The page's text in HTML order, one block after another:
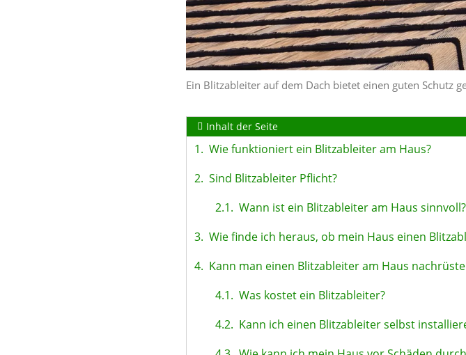
Ein Blitzableiter auf dem Dach bietet einen guten Schutz
Inhalt der Seite
1. Wie funktioniert ein Blitzableiter am Haus?
2. Sind Blitzableiter Pflicht?
2.1. Wann ist ein Blitzableiter am Haus sinnvoll?
3. Wie finde ich heraus, ob mein Haus einen
4. Kann man einen Blitzableiter am Haus
4.1. Was kostet ein Blitzableiter?
4.2. Kann ich einen Blitzableiter selbst